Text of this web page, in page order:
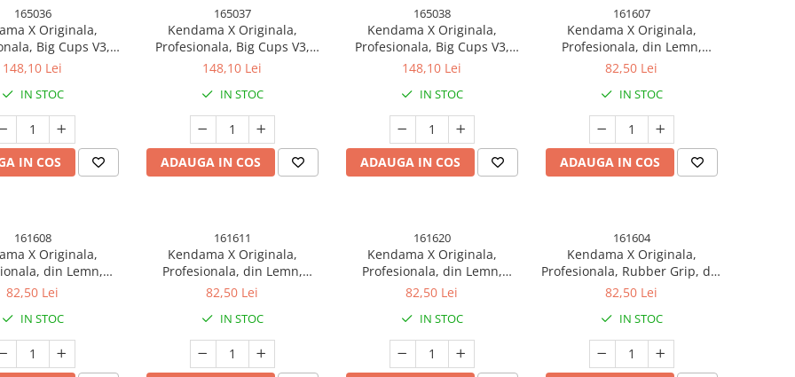
165036
X Originala,
Big Cups V3,
Grip model 27
148,10 Lei
IN STOC
IN COS
165037
Kendama X Originala,
Profesionala, Big Cups V3,
Rubber Grip model 28
148,10 Lei
IN STOC
ADAUGA IN COS
165038
Kendama X Originala,
Profesionala, Big Cups V3,
Rubber Grip model 29
148,10 Lei
IN STOC
ADAUGA IN COS
161607
Kendama X Originala,
Profesionala, din Lemn,
Rubber Grip, 18 cm,
82,50 Lei
IN STOC
ADAUGA IN COS
161608
X Originala,
din Lemn,
Grip, 18 cm,
82,50 Lei
IN STOC
161611
Kendama X Originala,
Profesionala, din Lemn,
Rubber Grip, 18 cm,
82,50 Lei
IN STOC
161620
Kendama X Originala,
Profesionala, din Lemn,
Rubber Grip, 18 cm,
82,50 Lei
IN STOC
161604
Kendama X Originala,
Profesionala, Rubber Grip, din
Lemn, 18 cm,
82,50 Lei
IN STOC